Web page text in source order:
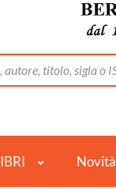
Novità